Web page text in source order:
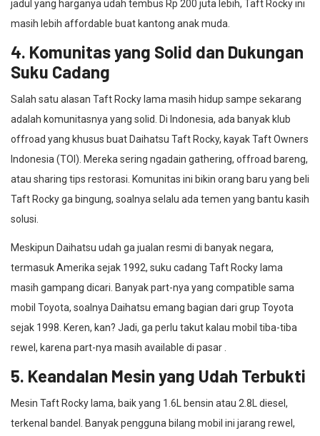
jadul yang harganya udah tembus Rp 200 juta lebih, Taft Rocky ini
masih lebih affordable buat kantong anak muda.
4. Komunitas yang Solid dan Dukungan
Suku Cadang
Salah satu alasan Taft Rocky lama masih hidup sampe sekarang
adalah komunitasnya yang solid. Di Indonesia, ada banyak klub
offroad yang khusus buat Daihatsu Taft Rocky, kayak Taft Owners
Indonesia (TOI). Mereka sering ngadain gathering, offroad bareng,
atau sharing tips restorasi. Komunitas ini bikin orang baru yang beli
Taft Rocky ga bingung, soalnya selalu ada temen yang bantu kasih
solusi.
Meskipun Daihatsu udah ga jualan resmi di banyak negara,
termasuk Amerika sejak 1992, suku cadang Taft Rocky lama
masih gampang dicari. Banyak part-nya yang compatible sama
mobil Toyota, soalnya Daihatsu emang bagian dari grup Toyota
sejak 1998. Keren, kan? Jadi, ga perlu takut kalau mobil tiba-tiba
rewel, karena part-nya masih available di pasar .
5. Keandalan Mesin yang Udah Terbukti
Mesin Taft Rocky lama, baik yang 1.6L bensin atau 2.8L diesel,
terkenal bandel. Banyak pengguna bilang mobil ini jarang rewel,